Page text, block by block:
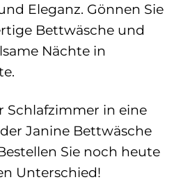
Eleganz. Gönnen Sie
Bettwäsche und
Nächte in
Schlafzimmer in eine
Janine Bettwäsche
Sie noch heute
Unterschied!